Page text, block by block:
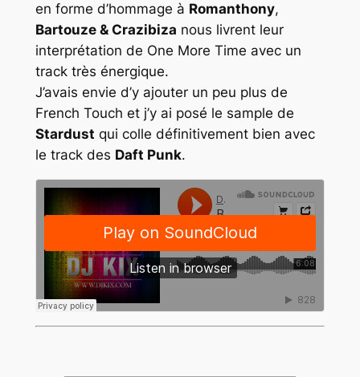
en forme d’hommage à Romanthony,
Bartouze & Crazibiza nous livrent leur
interprétation de One More Time avec un
track très énergique.
J’avais envie d’y ajouter un peu plus de
French Touch et j’y ai posé le sample de
Stardust qui colle définitivement bien avec
le track des Daft Punk.